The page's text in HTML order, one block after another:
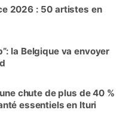
2026 : 50 artistes en
la Belgique va envoyer
chute de plus de 40 %
essentiels en Ituri